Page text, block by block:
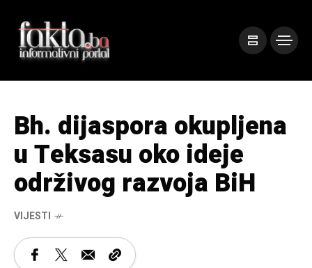
Bh. dijaspora okupljena
u Teksasu oko ideje
održivog razvoja BiH
VIJESTI